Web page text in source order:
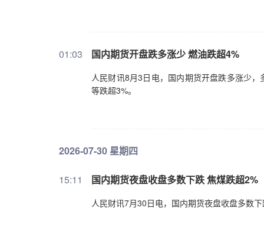
01:03 国内期货开盘跌多涨少 燃油跌超4%
人民财讯8月3日电，国内期货开盘跌多涨少
等跌超3%。
2026-07-30 星期四
15:11 国内期货夜盘收盘多数下跌 焦煤跌超2%
人民财讯7月30日电，国内期货夜盘收盘多数